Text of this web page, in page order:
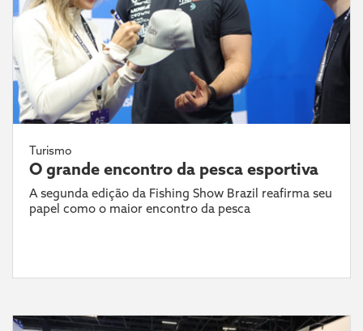
Turismo
O grande encontro da pesca esportiva
A segunda edição da Fishing Show Brazil reafirma seu
papel como o maior encontro da pesca